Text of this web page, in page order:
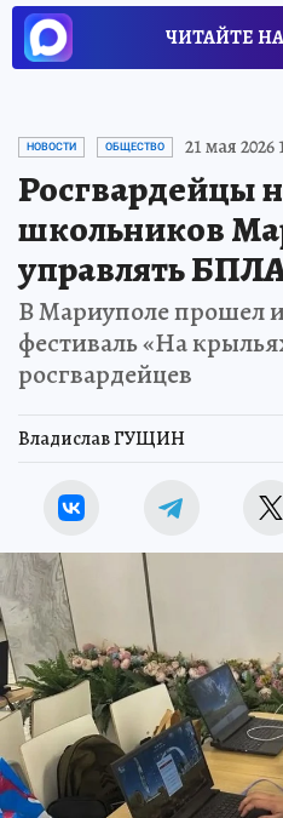
ЧИТАЙТЕ
НОВОСТИ ОБЩЕСТВО 21 мая 2026
Росгвардейцы
школьников
управлять
В Мариуполе прошел
фестиваль «На
росгвардейцев
Владислав ГУЩИН